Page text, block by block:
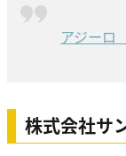
アジーロ
株式会社サ